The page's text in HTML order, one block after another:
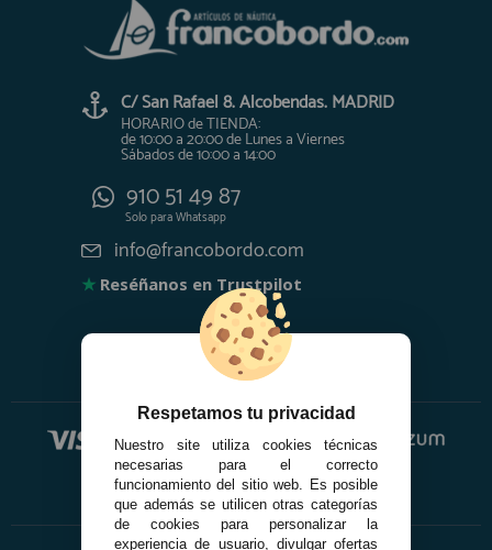
C/ San Rafael 8. Alcobendas. MADRID
HORARIO de TIENDA:
de 10:00 a 20:00 de Lunes a Viernes
Sábados de 10:00 a 14:00
910 51 49 87
Solo paraWhatsapp
info@francobordo.com
★ Reséñanos en Trustpilot
Respetamos tu privacidad
Nuestro site utiliza cookies técnicas
necesarias para el correcto
funcionamiento del sitio web. Es posible
que además se utilicen otras categorías
de cookies para personalizar la
experiencia de usuario, divulgar ofertas